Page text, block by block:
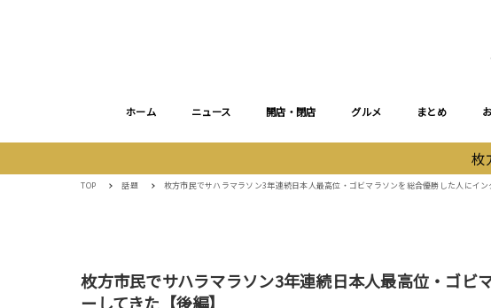
ホーム ニュース 開店・閉店 グルメ まとめ
枚
TOP 話題 枚方市民でサハラマラソン3年連続日本人最高位・ゴビマラソンを総合優勝した人にイン
枚方市民でサハラマラソン3年連続日本人最高位・ゴビ
ーしてきた【後編】